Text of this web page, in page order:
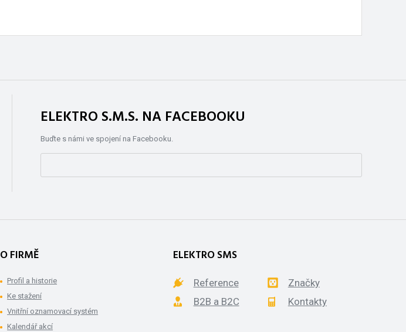
ELEKTRO S.M.S. NA FACEBOOKU
Buďte s námi ve spojení na Facebooku.
O FIRMĚ
Profil a historie
Ke stažení
Vnitřní oznamovací systém
Kalendář akcí
ELEKTRO SMS
Reference
Značky
B2B a B2C
Kontakty